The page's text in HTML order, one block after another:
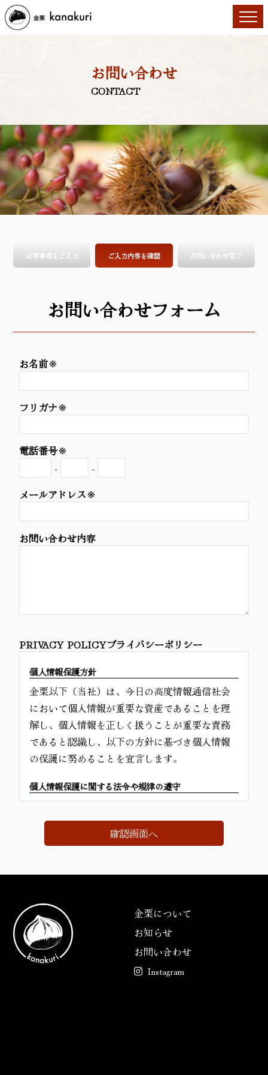
お問い合わせ
CONTACT
必要事項をご入力 ご入力内容を確認 お問い合わせ完了
お問い合わせフォーム
お名前※
フリガナ※
電話番号※
-
-
メールアドレス※
お問い合わせ内容
PRIVACY POLICYプライバシーポリシー
個人情報保護方針
金栗以下（当社）は、今日の高度情報通信社会
において個人情報が重要な資産であることを理
解し、個人情報を正しく扱うことが重要な責務
であると認識し、以下の方針に基づき個人情報
の保護に努めることを宣言します。
個人情報保護に関する法令や規律の遵守
当社は、個人情報の保護に関する法令及びその
他の規範を遵守し、個人情報を適正に取り扱い
明確化するよう努力し、適法かつ公正な手段に
よって、個人情報を取得します。
個人情報の利用
当社が取得した個人情報は、取得の際に示した
金栗について
お知らせ
お問い合わせ
Instagram